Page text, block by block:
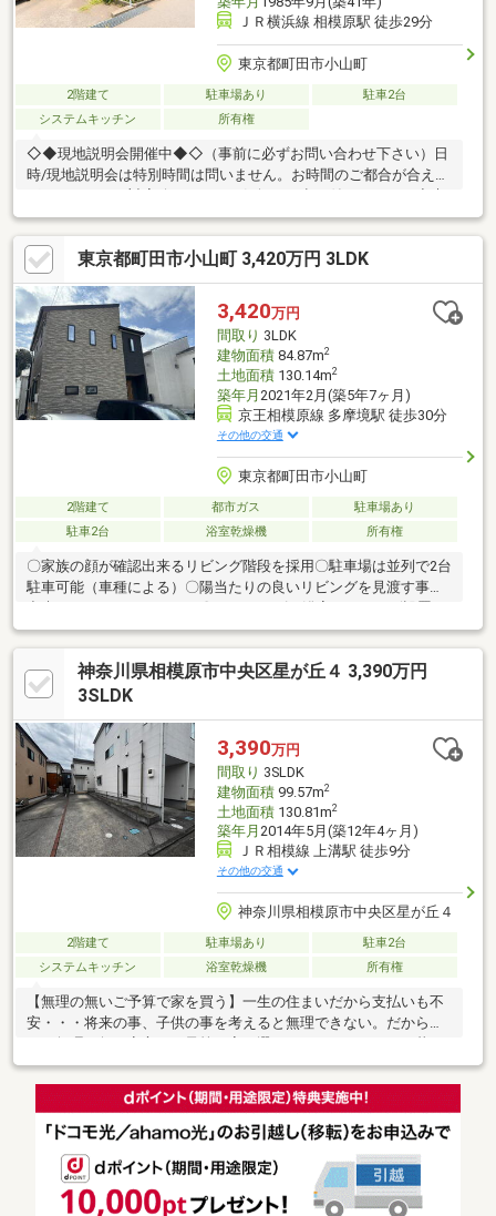
ＪＲ横浜線 相模原駅 徒歩29分
東京都町田市小山町
2階建て 駐車場あり
駐車2台
システムキッチン
所有権
◇◆現地説明会開催中◆◇（事前に必ずお問い合わせ下さい）日
時/現地説明会は特別時間は問いません。お時間のご都合が合え
重なお時間の中で、ご希望の情報をご案内します◇ お客様のご都
合に合わせて、 短時間のご案内も可♪じっくりと沢山の物件情報
のご案内も可♪ ご都合に合わせたご紹介をします♪ ～おおよその所
要時間や内容は、下記をご参考ください～〇ご希望条件のご相談
（30分～） 〇資金計画のご相談（30分～）〇現地／物件見学（60
分～） 〇周辺環境のご紹介（60分～） ご来場の際は、事前にご予
約をお願いします♪
東京都町田市小山町 3,420万円 3LDK
3,420万円
間取り 3LDK
建物面積84.87m2
土地面積130.14m2
築年月 2021年2月(築5年7ヶ月)
京王相模原線 多摩境駅 徒歩30分
その他の交通
東京都町田市小山町
2階建て 都市ガス
駐車場あり
駐車2台
浴室乾燥機 所有権
〇家族の顔が確認出来るリビング階段を採用〇駐車場は並列で2台
駐車可能（車種による）〇陽当たりの良いリビングを見渡す事が
出来るカウンターキッチン〇1616サイズの浴室にはテレビ設置、
浴室暖房乾燥機能も有り年間通してゆっくりとおくつろぎいただ
ける空間です。※掲載写真には一部CG加工による空室イメージ写
真が含まれております。
神奈川県相模原市中央区星が丘４ 3,390万円
3SLDK
3,390万円
間取り 3SLDK
建物面積99.57m2
土地面積130.81m2
築年月 2014年5月(築12年4ヶ月)
ＪＲ相模線 上溝駅 徒歩9分
その他の交通
神奈川県相模原市中央区星が丘４
2階建て 駐車場あり
駐車2台
システムキッチン
浴室乾燥機 所有権
【無理の無いご予算で家を買う】一生の住まいだから支払いも不
安・・・将来の事、子供の事を考えると無理できない。だからこ
しの時と変わらぬ支払いで満足度の高い暮らしを手に入れる。～
～～リフォーム内容～～～クロス前面張替えユニットバス交換(浴
室乾燥機付)トイレ新規交換(1F、2F)洗面化粧台交換給湯器交換ガ
スコンロ交換畳全面張替え襖・障子交換7月末リフォーム工事完了